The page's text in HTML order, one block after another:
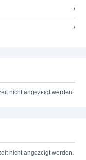
/
/
nicht angezeigt werden.
nicht angezeigt werden.